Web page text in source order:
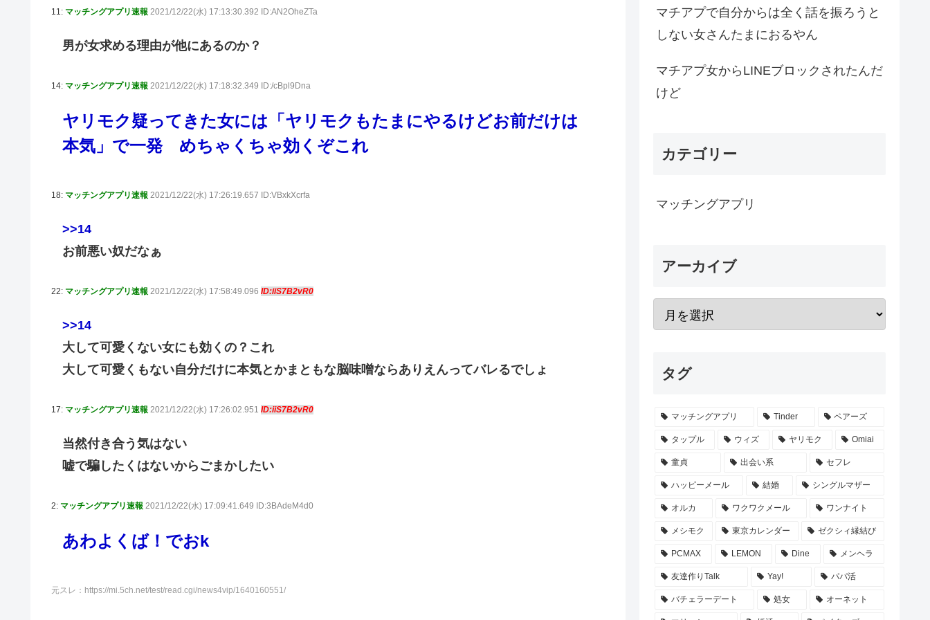
11: マッチングアプリ速報 2021/12/22(水) 17:13:30.392 ID:AN2OheZTa
男が女求める理由が他にあるのか？
14: マッチングアプリ速報 2021/12/22(水) 17:18:32.349 ID:/cBpl9Dna
ヤリモク疑ってきた女には「ヤリモクもたまにやるけどお前だけは
本気」で一発 めちゃくちゃ効くぞこれ
18: マッチングアプリ速報 2021/12/22(水) 17:26:19.657 ID:VBxkXcrfa
>>14
お前悪い奴だなぁ
22: マッチングアプリ速報 2021/12/22(水) 17:58:49.096 ID:iiS7B2vR0
>>14
大して可愛くない女にも効くの？これ
大して可愛くもない自分だけに本気とかまともな脳味噌ならありえんってバレるでしょ
17: マッチングアプリ速報 2021/12/22(水) 17:26:02.951 ID:iiS7B2vR0
当然付き合う気はない
嘘で騙したくはないからごまかしたい
2: マッチングアプリ速報 2021/12/22(水) 17:09:41.649 ID:3BAdeM4d0
あわよくば！でおk
元スレ：https://mi.5ch.net/test/read.cgi/news4vip/1640160551/
マチアプで自分からは全く話を振ろうと
しない女さんたまにおるやん
マチアプ女からLINEブロックされたんだ
けど
カテゴリー
マッチングアプリ
アーカイブ
タグ
マッチングアプリ Tinder ペアーズ
タップル ウィズ ヤリモク Omiai
童貞 出会い系 セフレ
ハッピーメール 結婚 シングルマザー
オルカ ワクワクメール ワンナイト
メシモク 東京カレンダー ゼクシィ縁結び
PCMAX LEMON Dine メンヘラ
友達作りTalk Yay! パパ活
バチェラーデート 処女 オーネット